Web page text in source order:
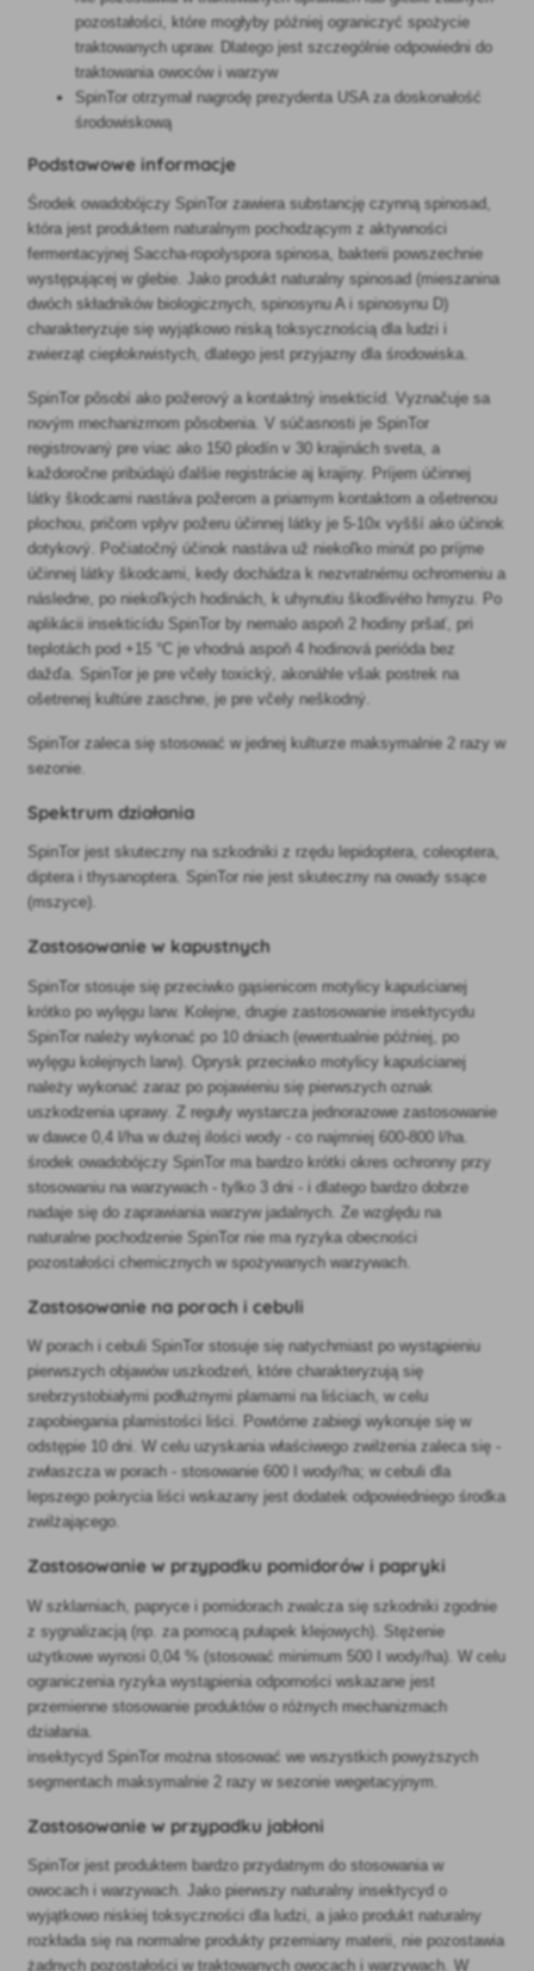
pozostałości, które mogłyby później ograniczyć spożycie
traktowanych upraw. Dlatego jest szczególnie odpowiedni do
traktowania owoców i warzyw
SpinTor otrzymał nagrodę prezydenta USA za doskonałość
środowiskową
Podstawowe informacje
Środek owadobójczy SpinTor zawiera substancję czynną spinosad,
która jest produktem naturalnym pochodzącym z aktywności
fermentacyjnej Saccha-ropolyspora spinosa, bakterii powszechnie
występującej w glebie. Jako produkt naturalny spinosad (mieszanina
dwóch składników biologicznych, spinosynu A i spinosynu D)
charakteryzuje się wyjątkowo niską toksycznością dla ludzi i
zwierząt ciepłokrwistych, dlatego jest przyjazny dla środowiska.
SpinTor pôsobí ako požerový a kontaktný insekticíd. Vyznačuje sa
novým rnechanizrnom pôsobenia. V súčasnosti je SpinTor
registrovaný pre viac ako 150 plodín v 30 krajinách sveta, a
každoročne pribúdajú ďalšie registrácie aj krajiny. Príjem účinnej
látky škodcami nastáva požerom a priamym kontaktom a ošetrenou
plochou, pričom vplyv požeru účinnej látky je 5-10x vyšší ako účinok
dotykový. Počiatočný účinok nastáva už niekoľko minút po príjme
účinnej látky škodcami, kedy dochádza k nezvratnému ochromeniu a
následne, po niekoľkých hodinách, k uhynutiu škodlivého hmyzu. Po
aplikácii insekticídu SpinTor by nemalo aspoň 2 hodiny pršať, pri
teplotách pod +15 °C je vhodná aspoň 4 hodinová perióda bez
dažďa. SpinTor je pre včely toxický, akonáhle však postrek na
ošetrenej kultúre zaschne, je pre včely neškodný.
SpinTor zaleca się stosować w jednej kulturze maksymalnie 2 razy w
sezonie.
Spektrum działania
SpinTor jest skuteczny na szkodniki z rzędu lepidoptera, coleoptera,
diptera i thysanoptera. SpinTor nie jest skuteczny na owady ssące
(mszyce).
Zastosowanie w kapustnych
SpinTor stosuje się przeciwko gąsienicom motylicy kapuścianej
krótko po wylęgu larw. Kolejne, drugie zastosowanie insektycydu
SpinTor należy wykonać po 10 dniach (ewentualnie później, po
wylęgu kolejnych larw). Oprysk przeciwko motylicy kapuścianej
należy wykonać zaraz po pojawieniu się pierwszych oznak
uszkodzenia uprawy. Z reguły wystarcza jednorazowe zastosowanie
w dawce 0,4 l/ha w dużej ilości wody - co najmniej 600-800 l/ha.
środek owadobójczy SpinTor ma bardzo krótki okres ochronny przy
stosowaniu na warzywach - tylko 3 dni - i dlatego bardzo dobrze
nadaje się do zaprawiania warzyw jadalnych. Ze względu na
naturalne pochodzenie SpinTor nie ma ryzyka obecności
pozostałości chemicznych w spożywanych warzywach.
Zastosowanie na porach i cebuli
W porach i cebuli SpinTor stosuje się natychmiast po wystąpieniu
pierwszych objawów uszkodzeń, które charakteryzują się
srebrzystobiałymi podłużnymi plamami na liściach, w celu
zapobiegania plamistości liści. Powtórne zabiegi wykonuje się w
odstępie 10 dni. W celu uzyskania właściwego zwilżenia zaleca się -
zwłaszcza w porach - stosowanie 600 I wody/ha; w cebuli dla
lepszego pokrycia liści wskazany jest dodatek odpowiedniego środka
zwilżającego.
Zastosowanie w przypadku pomidorów i papryki
W szklarniach, papryce i pomidorach zwalcza się szkodniki zgodnie
z sygnalizacją (np. za pomocą pułapek klejowych). Stężenie
użytkowe wynosi 0,04 % (stosować minimum 500 I wody/ha). W celu
ograniczenia ryzyka wystąpienia odporności wskazane jest
przemienne stosowanie produktów o różnych mechanizmach
działania.
insektycyd SpinTor można stosować we wszystkich powyższych
segmentach maksymalnie 2 razy w sezonie wegetacyjnym.
Zastosowanie w przypadku jabłoni
SpinTor jest produktem bardzo przydatnym do stosowania w
owocach i warzywach. Jako pierwszy naturalny insektycyd o
wyjątkowo niskiej toksyczności dla ludzi, a jako produkt naturalny
rozkłada się na normalne produkty przemiany materii, nie pozostawia
żadnych pozostałości w traktowanych owocach i warzywach. W